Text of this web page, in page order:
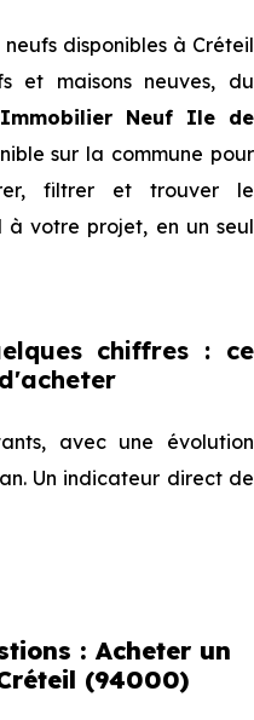
disponibles à Créteil
et maisons neuves, du
Immobilier Neuf Ile de
sur la commune pour
filtrer et trouver le
à votre projet, en un seul
chiffres : ce
avec une évolution
Un indicateur direct de
demande locative locale
recherchées.
: Acheter un
(94000)